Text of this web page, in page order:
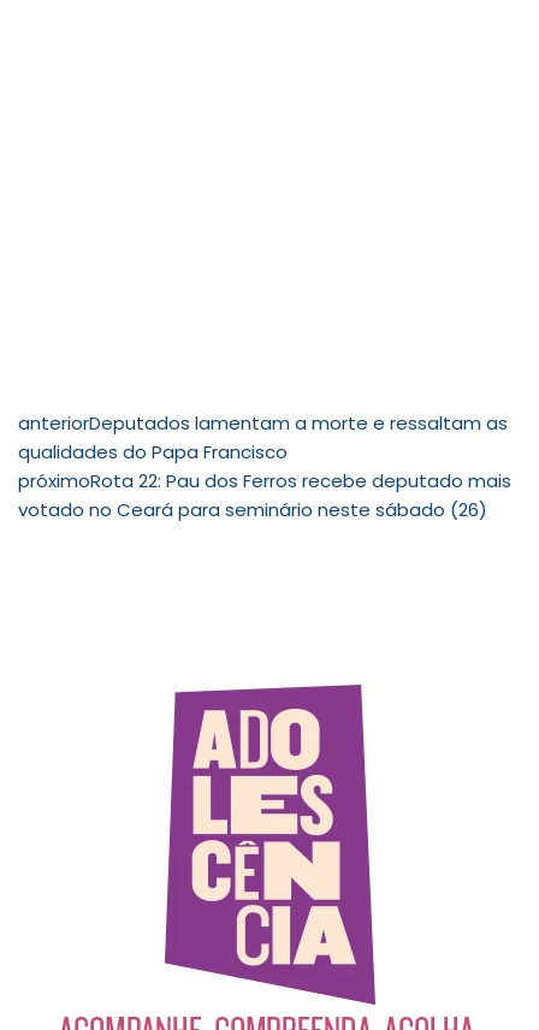
anteriorDeputados lamentam a morte e ressaltam as
qualidades do Papa Francisco
próximoRota 22: Pau dos Ferros recebe deputado mais
votado no Ceará para seminário neste sábado (26)